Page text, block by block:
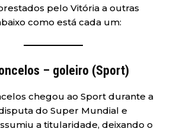
pelo Vitória a outras
como está cada um:
– goleiro (Sport)
chegou ao Sport durante a
do Super Mundial e
a titularidade, deixando o